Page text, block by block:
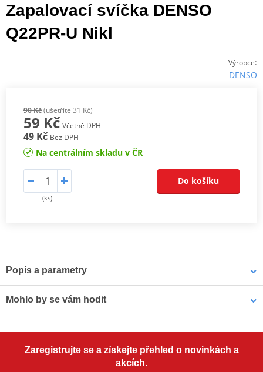
Zapalovací svíčka DENSO
Q22PR-U Nikl
Výrobce:
DENSO
90 Kč(ušetříte 31 Kč)
59 Kč Včetně DPH
49 Kč Bez DPH
Na centrálním skladu v ČR
(ks)
Do košíku
Popis a parametry
Japonský vývoj a technologie. Od roku 1959.
Prověřeno závodními stroji na závodech jako 24 hod Le Mans,
Mohlo by se vám hodit
Zaregistrujte se a získejte přehled o novinkách a
akcích.